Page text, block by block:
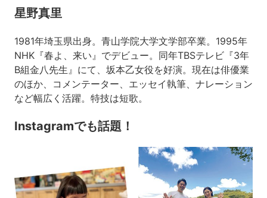
星野真里
1981年埼玉県出身。青山学院大学文学部卒業。1995年
NHK『春よ、来い』でデビュー。同年TBSテレビ『3年
B組金八先生』にて、坂本乙女役を好演。現在は俳優業
のほか、コメンテーター、エッセイ執筆、ナレーション
など幅広く活躍。特技は短歌。
Instagramでも話題！